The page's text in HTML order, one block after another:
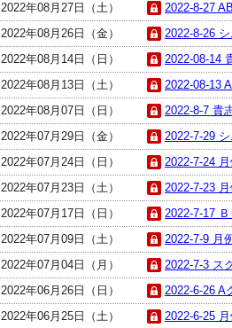
2022年08月27日（土）
2022-8-27
2022年08月26日（金）
2022-8-26
2022年08月14日（日）
2022-08-14
2022年08月13日（土）
2022-08-13
2022年08月07日（日）
2022-8-7 貴
2022年07月29日（金）
2022-7-29
2022年07月24日（日）
2022-7-24
2022年07月23日（土）
2022-7-23
2022年07月17日（日）
2022-7-17
2022年07月09日（土）
2022-7-9 月
2022年07月04日（月）
2022-7-3 ス
2022年06月26日（日）
2022-6-26 A
2022年06月25日（土）
2022-6-25